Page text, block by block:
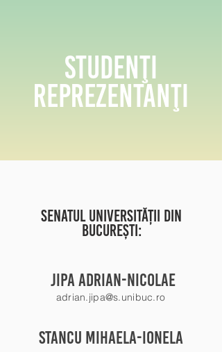
STUDEnŢI
REPREZENTANŢI
Senatul Universității din
București:
Jipa ADRIAN-NICOLAE
adrian.jipa@s.unibuc.ro
stancu mihaela-ionela